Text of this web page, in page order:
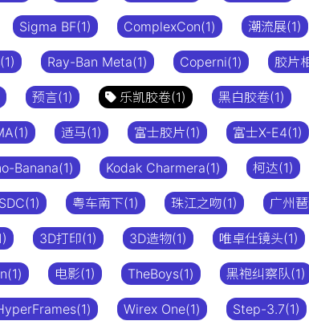
Sigma BF(1) ComplexCon(1) 潮流展(1)
Ray-Ban Meta(1) Coperni(1) 胶片
预言(1) 乐凯胶卷(1) 黑白胶卷(1)
适马(1) 富士胶片(1) 富士X-E4(1)
Banana(1) Kodak Charmera(1) 柯达(1)
粤车南下(1) 珠江之吻(1) 广州
3D打印(1) 3D造物(1) 唯卓仕镜头(1)
电影(1) TheBoys(1) 黑袍纠察队(1)
Wirex One(1) Step-3.7(1)